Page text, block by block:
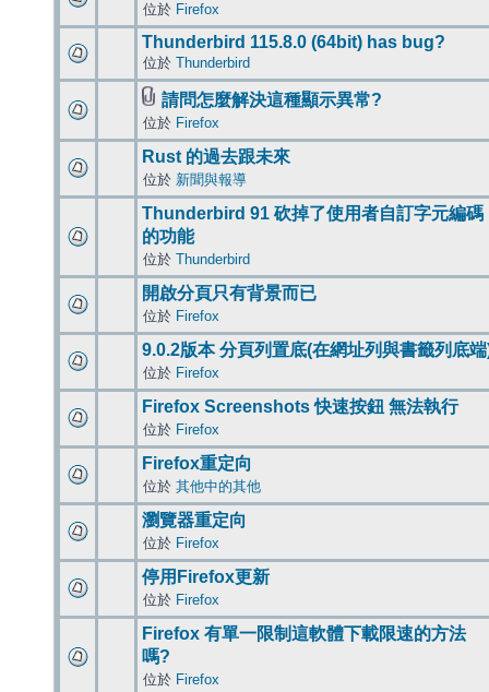
位於 Firefox
Thunderbird 115.8.0 (64bit) has bug?
位於 Thunderbird
請問怎麼解決這種顯示異常?
位於 Firefox
Rust 的過去跟未來
位於 新聞與報導
Thunderbird 91 砍掉了使用者自訂字元編碼
的功能
位於 Thunderbird
開啟分頁只有背景而已
位於 Firefox
9.0.2版本 分頁列置底(在網址列與書籤列底
位於 Firefox
Firefox Screenshots 快速按鈕 無法執行
位於 Firefox
Firefox重定向
位於 其他中的其他
瀏覽器重定向
位於 Firefox
停用Firefox更新
位於 Firefox
Firefox 有單一限制這軟體下載限速的方法
嗎?
位於 Firefox